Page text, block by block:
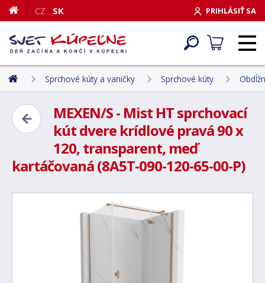
PRIHLÁSIŤ SA
CZ SK
Sprchové kúty a vaničky Sprchové kúty
MEXEN/S - Mist HT sprchovací
kút dvere krídlové pravá 90 x
120, transparent, meď
kartáčovaná (8A5T-090-120-65-00-P)